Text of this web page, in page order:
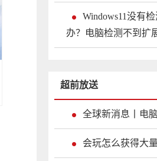
Windows11没有
办？电脑检测不到扩
超前放送
全球新消息丨电
会玩怎么获得大